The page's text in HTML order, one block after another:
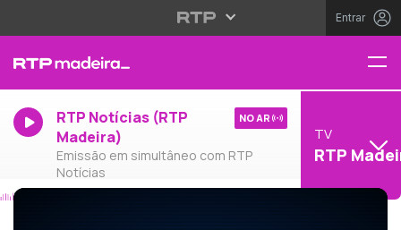
Entrar
RTP Notícias (RTP
Madeira)
Emissão em simultâneo com RTP
Notícias
NO AR
TV
RTP